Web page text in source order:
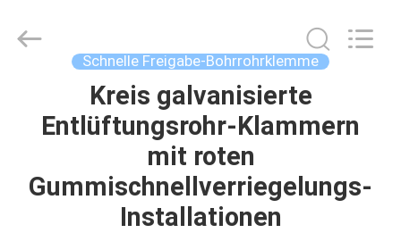
CO.,LTD.
Schnelle Freigabe-Bohrrohrklemme
Kreis galvanisierte
Entlüftungsrohr-Klammern
mit roten
Gummischnellverriegelungs-
Installationen